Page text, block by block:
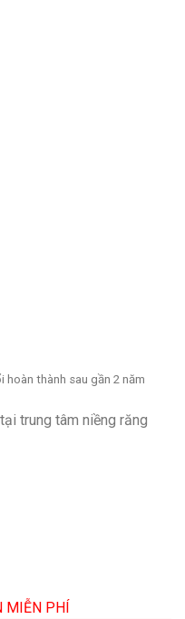
hoàn thành sau gần 2 năm
trung tâm niềng răng
PHÍ